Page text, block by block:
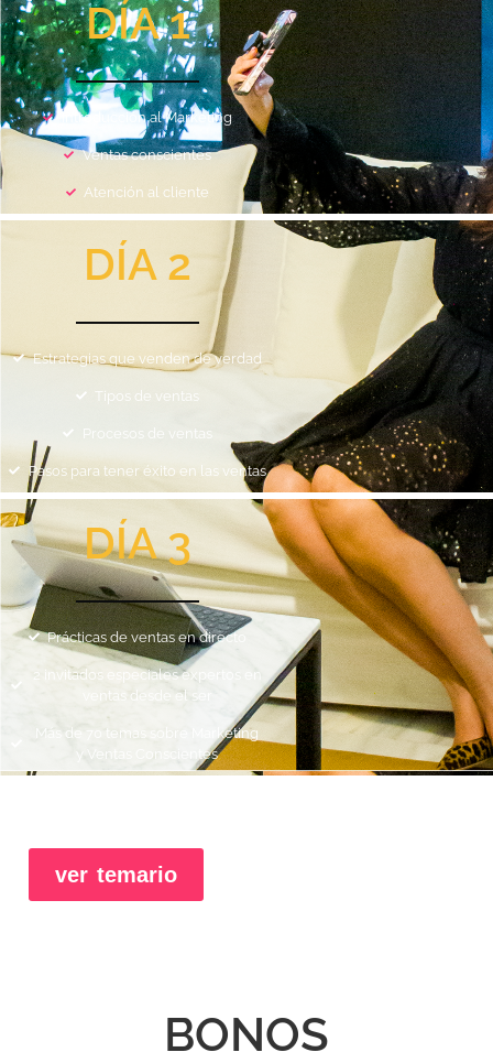
DÍA 1
Introducción al Marketing
Ventas conscientes
Atención al cliente
DÍA 2
Estrategias que venden de verdad
Tipos de ventas
Procesos de ventas
Pasos para tener éxito en las ventas
DÍA 3
Prácticas de ventas en directo
2 invitados especiales expertos en
ventas desde el ser
Más de 70 temas sobre Marketing
y Ventas Conscientes
ver temario
BONOS